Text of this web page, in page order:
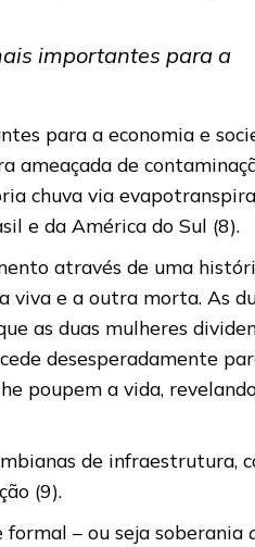
importantes para a
para a economia e
ameaçada de
chuva via
e da América do Sul (8).
através de uma
viva e a outra morta. As
as duas mulheres
desesperadamente
poupem a vida,
de infraestrutura,
(9).
formal – ou seja soberania